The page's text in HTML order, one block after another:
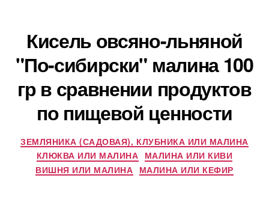
Кисель овсяно-льняной
"По-сибирски" малина 100
гр в сравнении продуктов
по пищевой ценности
ЗЕМЛЯНИКА (САДОВАЯ), КЛУБНИКА ИЛИ МАЛИНА
КЛЮКВА ИЛИ МАЛИНА МАЛИНА ИЛИ КИВИ
ВИШНЯ ИЛИ МАЛИНА МАЛИНА ИЛИ КЕФИР